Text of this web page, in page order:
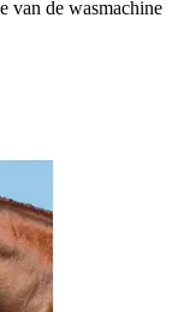
van de wasmachine